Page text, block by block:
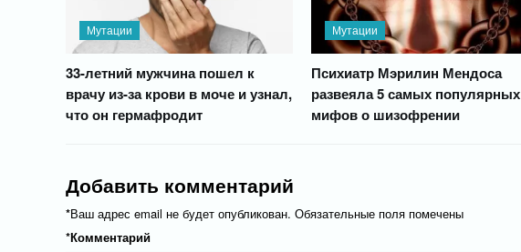
Мутации
33-летний мужчина пошел к
врачу из-за крови в моче и узнал,
что он гермафродит
Мутации
Психиатр Мэрилин Мендоса
развеяла 5 самых популярных
мифов о шизофрении
Добавить комментарий
Ваш адрес email не будет опубликован. Обязательные поля помечены
*
Комментарий
*